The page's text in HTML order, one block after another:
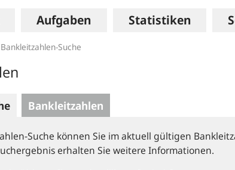
Aufgaben Statistiken
Bankleitzahlen-Suche
Bankleitzahlen
Suche können Sie im aktuell gültigen
erhalten Sie weitere Informationen.